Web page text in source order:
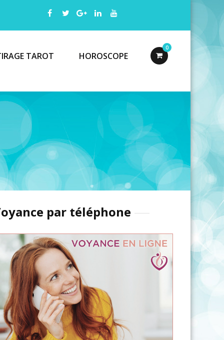
TAROT HOROSCOPE
0
par téléphone